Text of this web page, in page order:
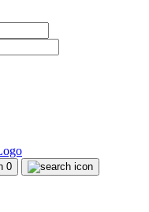
0